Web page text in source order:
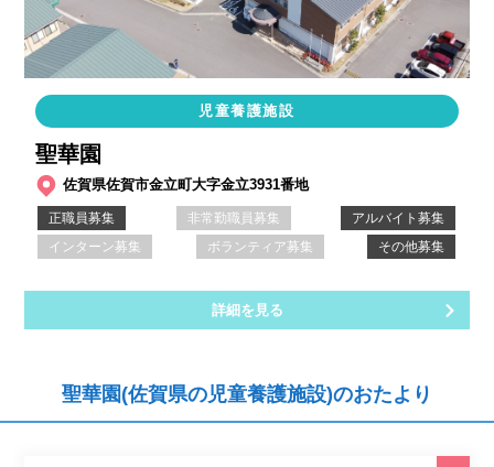
児童養護施設
聖華園
佐賀県佐賀市金立町大字金立3931番地
正職員募集 非常勤職員募集
アルバイト募集
インターン募集
ボランティア募集 その他募集
詳細を見る
聖華園(佐賀県の児童養護施設)のおたより